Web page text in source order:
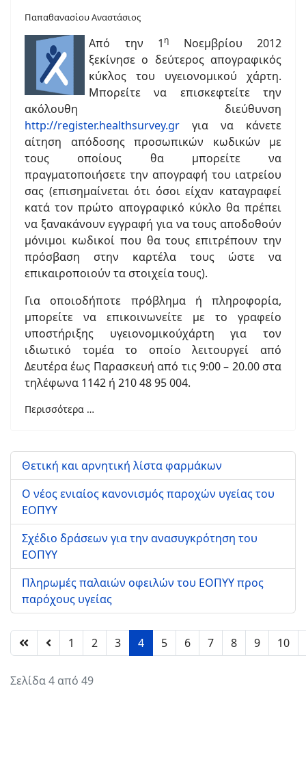
Παπαθανασίου Αναστάσιος
Από την 1 η
Νοεμβρίου 2012
ξεκίνησε ο δεύτερος απογραφικός
κύκλος του υγειονομικού χάρτη.
Μπορείτε να επισκεφτείτε την
ακόλουθη διεύθυνση
http://register.healthsurvey.gr για να κάνετε
αίτηση απόδοσης προσωπικών κωδικών με
τους οποίους θα μπορείτε να
πραγματοποιήσετε την απογραφή του ιατρείου
σας (επισημαίνεται ότι όσοι είχαν καταγραφεί
κατά τον πρώτο απογραφικό κύκλο θα πρέπει
να ξανακάνουν εγγραφή για να τους αποδοθούν
μόνιμοι κωδικοί που θα τους επιτρέπουν την
πρόσβαση στην καρτέλα τους ώστε να
επικαιροποιούν τα στοιχεία τους).
Για οποιοδήποτε πρόβλημα ή πληροφορία,
μπορείτε να επικοινωνείτε με το γραφείο
υποστήριξης υγειονομικούχάρτη για τον
ιδιωτικό τομέα το οποίο λειτουργεί από
Δευτέρα έως Παρασκευή από τις 9:00 – 20.00 στα
τηλέφωνα 1142 ή 210 48 95 004.
Περισσότερα …
Θετική και αρνητική λίστα φαρμάκων
Ο νέος ενιαίος κανονισμός παροχών υγείας του
ΕΟΠΥΥ
Σχέδιο δράσεων για την ανασυγκρότηση του
ΕΟΠΥΥ
Πληρωμές παλαιών οφειλών του ΕΟΠΥΥ προς
παρόχους υγείας
1 2 3 4 5 6 7 8 9 10
Σελίδα 4 από 49